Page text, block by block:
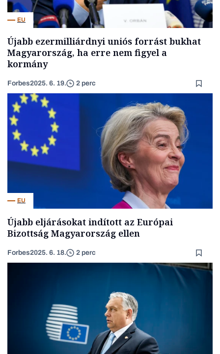
EU
Újabb ezermilliárdnyi uniós forrást bukhat
Magyarország, ha erre nem figyel a
kormány
Forbes2025. 6. 19. 2 perc
EU
Újabb eljárásokat indított az Európai
Bizottság Magyarország ellen
Forbes2025. 6. 18. 2 perc